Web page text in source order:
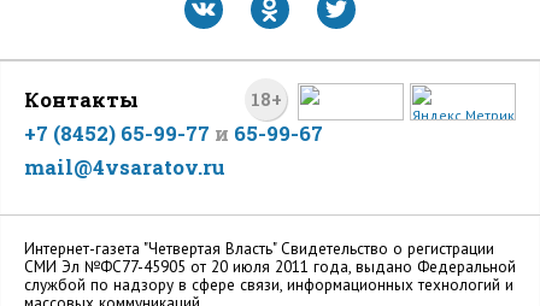
18+
Контакты
+7 (8452) 65-99-77 и 65-99-67
mail@4vsaratov.ru
Интернет-газета "Четвертая Власть" Cвидетельство о регистрации
СМИ Эл №ФС77-45905 от 20 июля 2011 года, выдано Федеральной
службой по надзору в сфере связи, информационных технологий и